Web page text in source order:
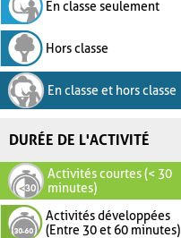
En classe seulement
Hors classe
En classe et hors classe
DURÉE DE L'ACTIVITÉ
Activités courtes (< 30
minutes)
Activités développées
(Entre 30 et 60 minutes)